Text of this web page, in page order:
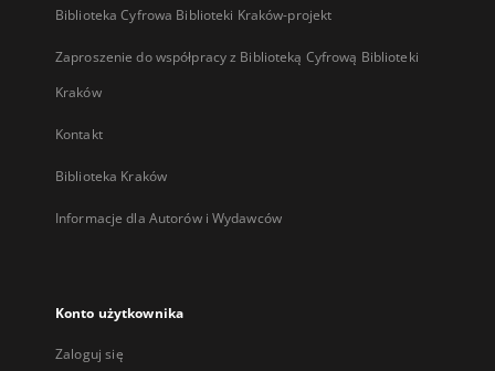
Biblioteka Cyfrowa Biblioteki Kraków-projekt
Zaproszenie do współpracy z Biblioteką Cyfrową Biblioteki
Kraków
Kontakt
Biblioteka Kraków
Informacje dla Autorów i Wydawców
Konto użytkownika
Zaloguj się